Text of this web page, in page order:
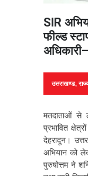
SIR
फील्ड
उत्तराखण्ड,
मतदाताओं से
प्रभावित
देहरादून।
अभियान को
पुरुषोत्तम ने